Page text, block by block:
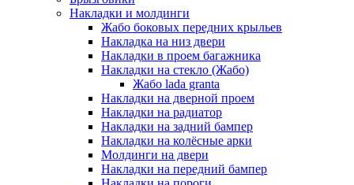
Накладки и молдинги
Жабо боковых передних крыльев
Накладка на низ двери
Накладки в проем багажника
Накладки на стекло (Жабо)
Жабо lada granta
Накладки на дверной проем
Накладки на радиатор
Накладки на задний бампер
Накладки на колёсные арки
Молдинги на двери
Накладки на передний бампер